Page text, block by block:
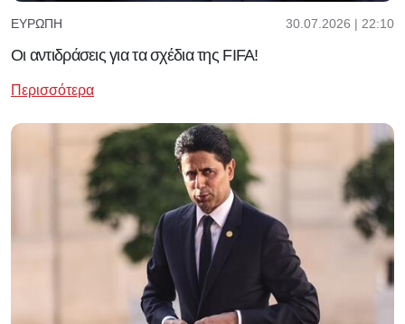
ΕΥΡΏΠΗ 30.07.2026 | 22:10
Οι αντιδράσεις για τα σχέδια της FIFA!
Περισσότερα